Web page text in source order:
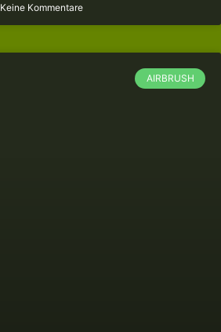
Keine Kommentare
AIRBRUSH